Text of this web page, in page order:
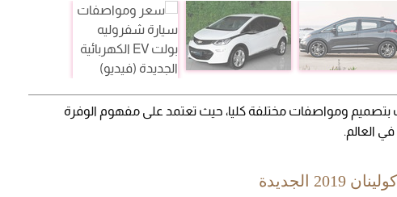
بتصميم ومواصفات مختلفة كليا، حيث تعتمد على مفهوم الوفرة
العالم.